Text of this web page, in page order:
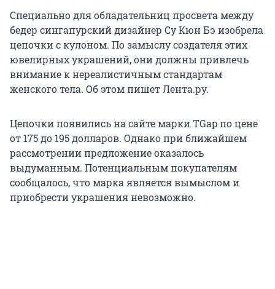
Специально для обладательниц просвета между
бедер сингапурский дизайнер Су Кюн Бэ изобрела
цепочки с кулоном. По замыслу создателя этих
ювелирных украшений, они должны привлечь
внимание к нереалистичным стандартам
женского тела. Об этом пишет Лента.ру.
Цепочки появились на сайте марки TGap по цене
от 175 до 195 долларов. Однако при ближайшем
рассмотрении предложение оказалось
выдуманным. Потенциальным покупателям
сообщалось, что марка является вымыслом и
приобрести украшения невозможно.